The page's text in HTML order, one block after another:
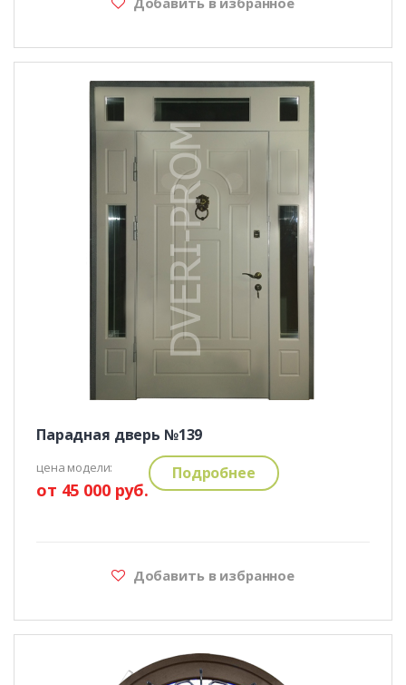
Парадная дверь №139
цена модели:
от 45 000 руб.
Подробнее
Добавить в избранное